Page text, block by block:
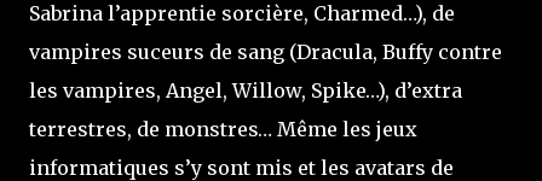
Sabrina l’apprentie sorcière, Charmed…), de
vampires suceurs de sang (Dracula, Buffy contre
les vampires, Angel, Willow, Spike…), d’extra
terrestres, de monstres… Même les jeux
informatiques s’y sont mis et les avatars de